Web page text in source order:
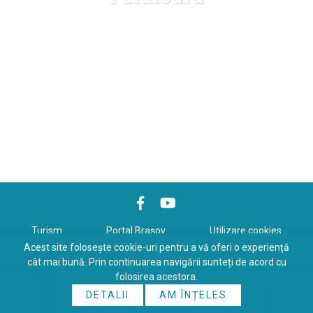
Turism Portal Braşov Utilizare cookies
Politică de confidenţialitate
Copyrights © 2026 All Rights Reserved. Powered by
Online
Acest site folosește cookie-uri pentru a vă oferi o experiență
cât mai bună. Prin continuarea navigării sunteți de acord cu
folosirea acestora.
DETALII
AM ÎNȚELES